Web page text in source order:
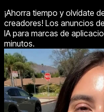
¡Ahorra tiempo y olvídate
creadores! Los anuncios
IA para marcas de
minutos.